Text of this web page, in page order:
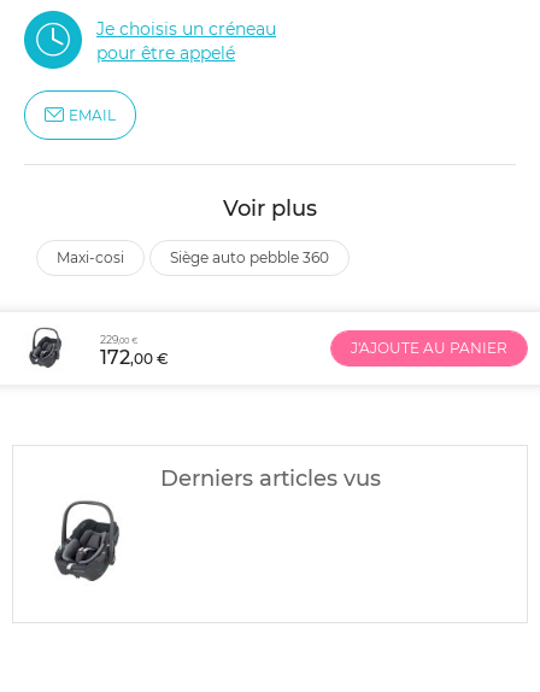
Je choisis un créneau
pour être appelé
EMAIL
Voir plus
maxi-cosi siège auto pebble 360
229,00 €
172,00 €
J'AJOUTE AU PANIER
Derniers articles vus